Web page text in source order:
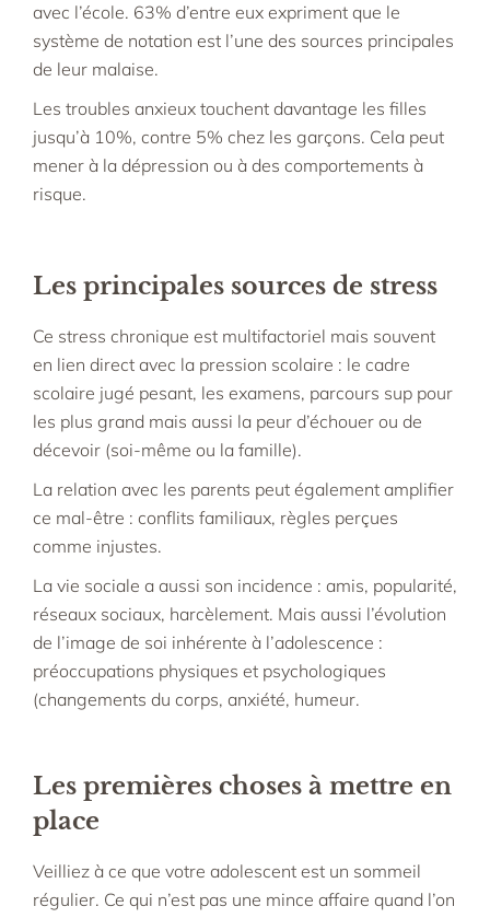
avec l’école. 63% d’entre eux expriment que le
système de notation est l’une des sources principales
de leur malaise.
Les troubles anxieux touchent davantage les filles
jusqu’à 10%, contre 5% chez les garçons. Cela peut
mener à la dépression ou à des comportements à
risque.​
Les principales sources de stress
Ce stress chronique est multifactoriel mais souvent
en lien direct avec la pression scolaire : le cadre
scolaire jugé pesant, les examens, parcours sup pour
les plus grand mais aussi la peur d’échouer ou de
décevoir (soi-même ou la famille).
La relation avec les parents peut également amplifier
ce mal-être : conflits familiaux, règles perçues
comme injustes.​
La vie sociale a aussi son incidence : amis, popularité,
réseaux sociaux, harcèlement. Mais aussi l’évolution
de l’image de soi inhérente à l’adolescence :
préoccupations physiques et psychologiques
(changements du corps, anxiété, humeur.​
Les premières choses à mettre en
place
Veilliez à ce que votre adolescent est un sommeil
régulier. Ce qui n’est pas une mince affaire quand l’on